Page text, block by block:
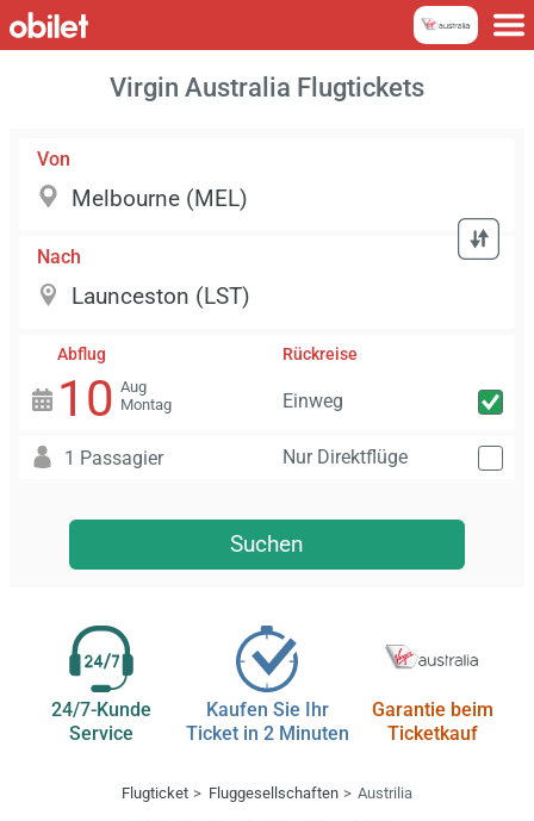
Virgin Australia Flugtickets
Von
Nach
Abflug
10 Aug
Montag
Rückreise
Einweg
1 Passagier Nur Direktflüge
Suchen
24/7-Kunde
Service
Kaufen Sie Ihr
Ticket in 2 Minuten
Garantie beim
Ticketkauf
Flugticket Fluggesellschaften Austrilia